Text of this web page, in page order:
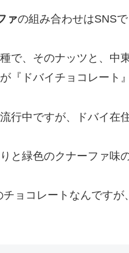
ァの組み合わせはSNS
で、そのナッツと、中
『ドバイチョコレート』
行中ですが、ドバイ在
と緑色のクナーファ味
ョコレートなんです